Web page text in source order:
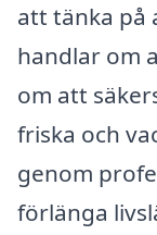
att tänka på
handlar om
om att
friska och
genom
förlänga